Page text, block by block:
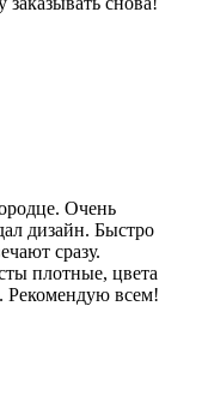
Очень
дизайн. Быстро
сразу.
плотные, цвета
Рекомендую всем!